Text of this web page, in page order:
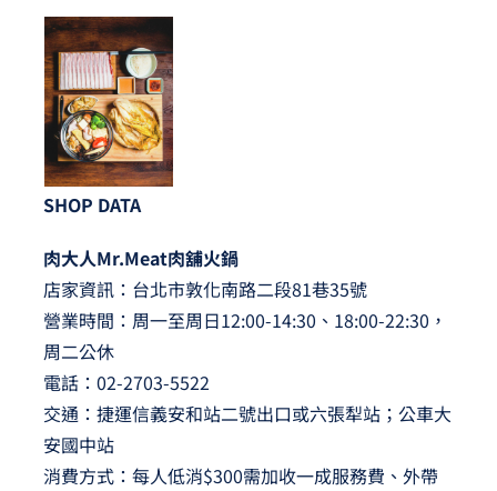
SHOP DATA
肉大人Mr.Meat肉舖火鍋
店家資訊：台北市敦化南路二段81巷35號
營業時間：周一至周日12:00-14:30、18:00-22:30，
周二公休
電話：02-2703-5522
交通：捷運信義安和站二號出口或六張犁站；公車大
安國中站
消費方式：每人低消$300需加收一成服務費、外帶